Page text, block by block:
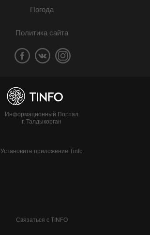
Погода
Политика сайта
Информационный Портал
г. Талдыкорган
Установите приложение Tinfo
Связаться с TINFO